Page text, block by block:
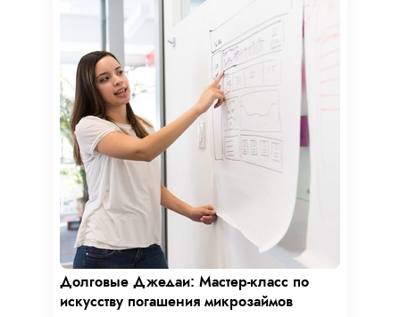
Долговые Джедаи: Мастер-класс по
искусству погашения микрозаймов